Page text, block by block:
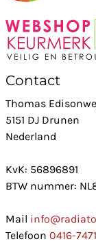
Contact
Thomas
5151 DJ Drunen
Nederland
KvK: 56896891
BTW nummer:
Mail
Telefoon 0416-